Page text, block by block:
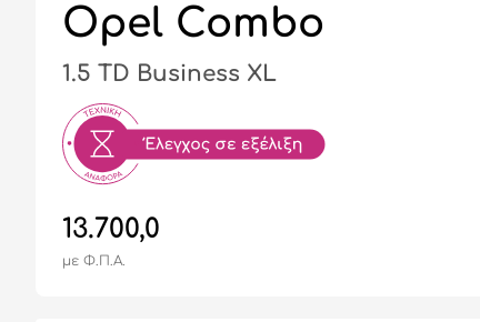
Opel Combo
1.5 TD Business XL
13.700,0
με Φ.Π.Α.